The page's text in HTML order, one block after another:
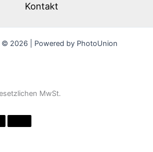
Kontakt
2026 | Powered by PhotoUnion
MwSt.